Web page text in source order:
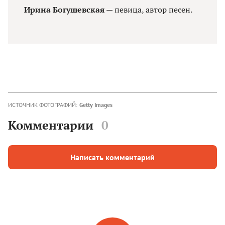
Ирина Богушевская— певица, автор песен.
ИСТОЧНИК ФОТОГРАФИЙ: Getty Images
Комментарии 0
Написать комментарий